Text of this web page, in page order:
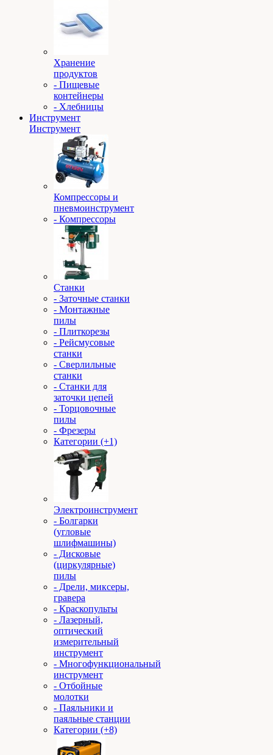
Хранение
продуктов
- Пищевые
контейнеры
- Хлебницы
Инструмент
Инструмент
Компрессоры и
пневмоинструмент
- Компрессоры
Станки
- Заточные станки
- Монтажные
пилы
- Плиткорезы
- Рейсмусовые
станки
- Сверлильные
станки
- Станки для
заточки цепей
- Торцовочные
пилы
- Фрезеры
Категории (+1)
Электроинструмент
- Болгарки
(угловые
шлифмашины)
- Дисковые
(циркулярные)
пилы
- Дрели, миксеры,
гравера
- Краскопульты
- Лазерный,
оптический
измерительный
инструмент
- Многофункциональный
инструмент
- Отбойные
молотки
- Паяльники и
паяльные станции
Категории (+8)